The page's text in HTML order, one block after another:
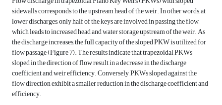
sidewalls corresponds to the upstream head of the weir. In other words, at
lower discharges, only half of the keys are involved in passing the flow,
which leads to increased head and water storage upstream of the weir. As
the discharge increases, the full capacity of the sloped PKW is utilized for
flow passage (Figure 7). The results indicate that trapezoidal PKWs
sloped in the direction of flow result in a decrease in the discharge
coefficient and weir efficiency. Conversely, PKWs sloped against the
flow direction exhibit a smaller reduction in the discharge coefficient and
efficiency.